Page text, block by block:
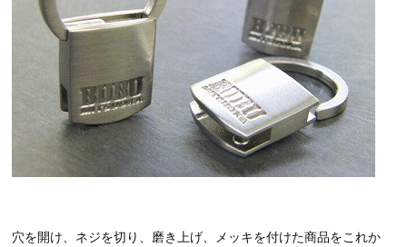
穴を開け、ネジを切り、磨き上げ、メッキを付けた商品をこれか